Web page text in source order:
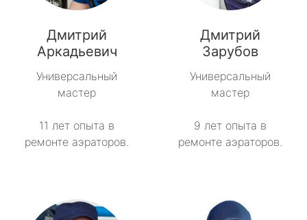
Дмитрий
Аркадьевич
Универсальный
мастер
11 лет опыта в
ремонте аэраторов.
Дмитрий
Зарубов
Универсальный
мастер
9 лет опыта в
ремонте аэраторов.